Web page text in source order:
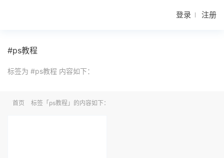
登录 注册
#ps教程
标签为 #ps教程 内容如下：
首页 标签「ps教程」的内容如下：